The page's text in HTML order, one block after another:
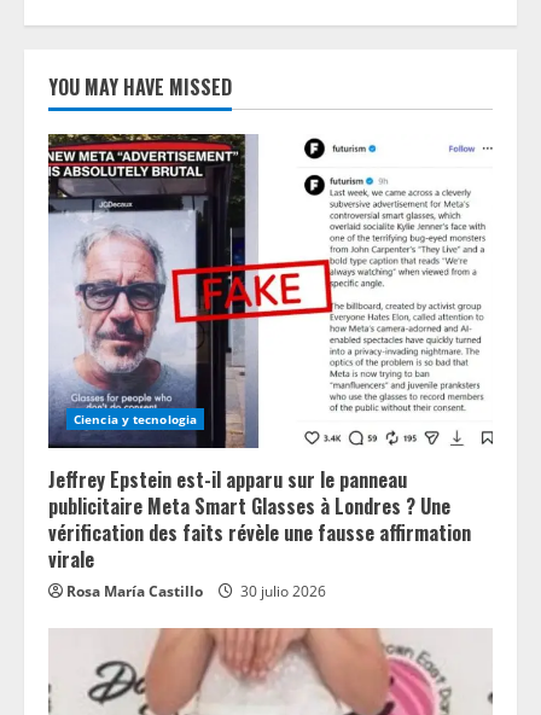
YOU MAY HAVE MISSED
Ciencia y tecnologia
Jeffrey Epstein est-il apparu sur le panneau
publicitaire Meta Smart Glasses à Londres ? Une
vérification des faits révèle une fausse affirmation
virale
Rosa María Castillo 30 julio 2026